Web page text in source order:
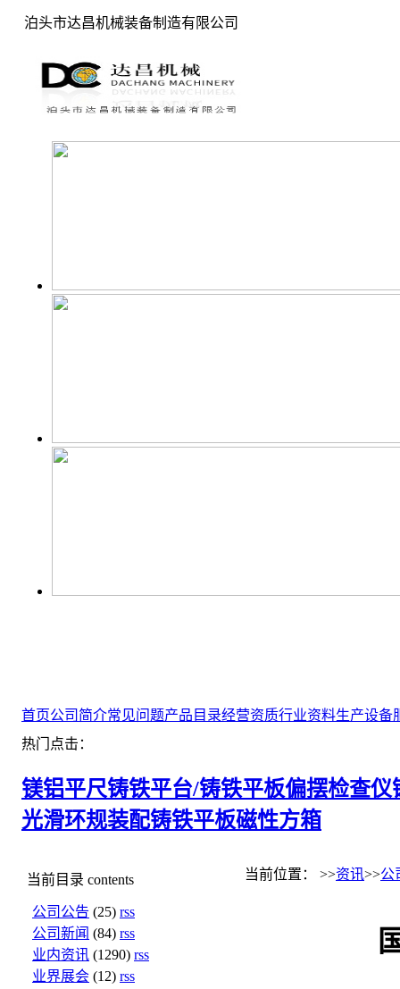
泊头市达昌机械装备制造有限公司
首页公司简介常见问题产品目录经营资质行业资料生产设备
热门点击：
镁铝平尺铸铁平台/铸铁平板偏摆检查仪
光滑环规装配铸铁平板磁性方箱
当前目录 contents
公司公告 (25) rss
公司新闻 (84) rss
业内资讯 (1290) rss
业界展会 (12) rss
当前位置： >>资讯>>公